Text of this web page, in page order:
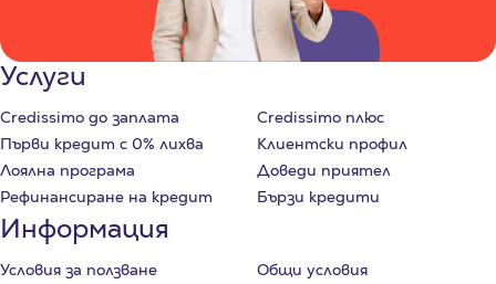
Услуги
Credissimo до заплата
Credissimo плюс
Първи кредит с 0% лихва
Клиентски профил
Лоялна програма
Доведи приятел
Рефинансиране на кредит
Бързи кредити
Информация
Условия за ползване
Общи условия